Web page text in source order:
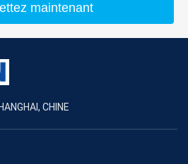
maintenant
CHINE